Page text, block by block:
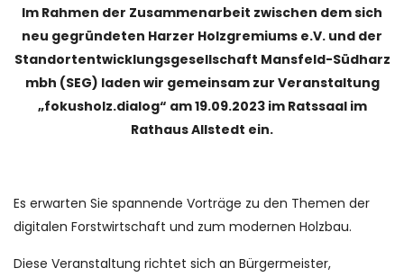
Im Rahmen der Zusammenarbeit zwischen dem sich
neu gegründeten Harzer Holzgremiums e.V. und der
Standortentwicklungsgesellschaft Mansfeld-Südharz
mbh (SEG) laden wir gemeinsam zur Veranstaltung
„fokusholz.dialog“ am 19.09.2023 im Ratssaal im
Rathaus Allstedt ein.
Es erwarten Sie spannende Vorträge zu den Themen der
digitalen Forstwirtschaft und zum modernen Holzbau.
Diese Veranstaltung richtet sich an Bürgermeister,